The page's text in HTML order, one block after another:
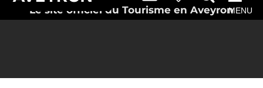
Le site officiel du Tourisme en AveyronMENU